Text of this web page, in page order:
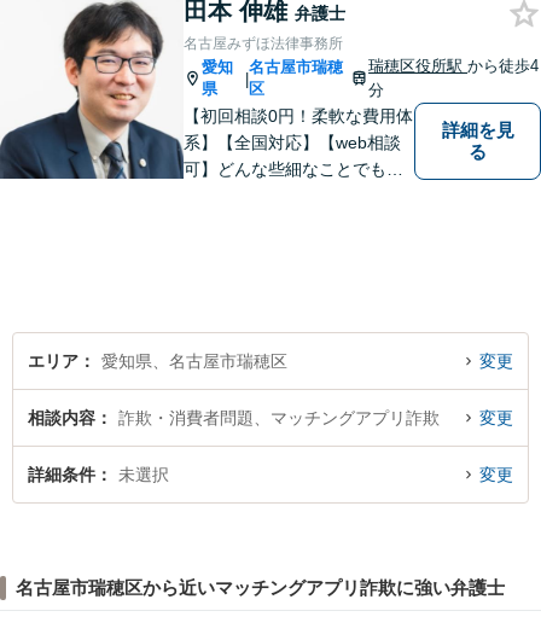
田本 伸雄 弁護士
名古屋みずほ法律事務所
愛知
県
|
名古屋市瑞穂
区
瑞穂区役所駅から徒歩4
分
【初回相談0円！柔軟な費用体
系】【全国対応】【web相談
可】どんな些細なことでもお
詳細を見
る
エリア 愛知県、名古屋市瑞穂区 変更
相談内容 詐欺・消費者問題、マッチングアプリ詐欺 変更
詳細条件 未選択 変更
名古屋市瑞穂区から近いマッチングアプリ詐欺に強い弁護士